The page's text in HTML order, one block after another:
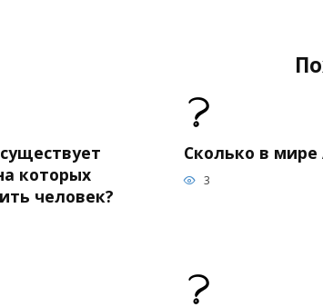
которых
человек?
Сколько в мире
3